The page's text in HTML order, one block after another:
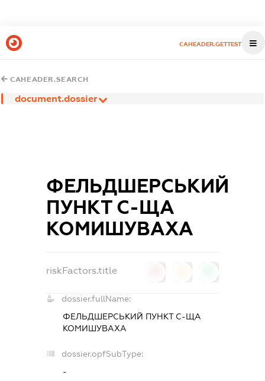
CAHEADER.GETTEST
CAHEADER.SEARCH
document.dossier
ФЕЛЬДШЕРСЬКИЙ
ПУНКТ С-ЩА
КОМИШУВАХА
riskFactors.title
dossier.fullName:
ФЕЛЬДШЕРСЬКИЙ ПУНКТ С-ЩА
КОМИШУВАХА
dossier.opfSubType:
-